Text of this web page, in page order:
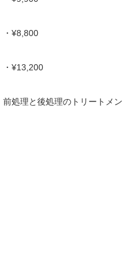
・¥8,800
・¥13,200
処理と後処理のトリートメン